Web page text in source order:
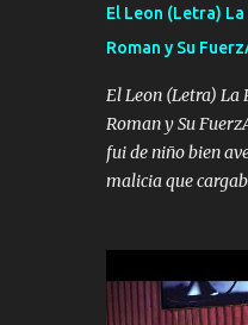
para atender los
salta algún
gente ahí está el
también Pariente
problema no más
NOS HACE FALTA
SIEMPRE VIO
SIGA EL LEGADO
HERMANOS un
El Leon (Letra)
Roman y Su
El Leon (Letra) La
Roman y Su
fui de niño bien
malicia que
Tranquilo me la